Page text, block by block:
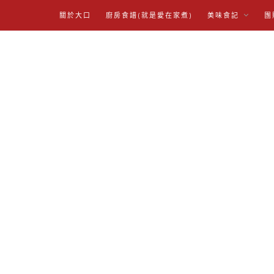
關於大口 廚房食譜(就是愛在家煮) 美味食記